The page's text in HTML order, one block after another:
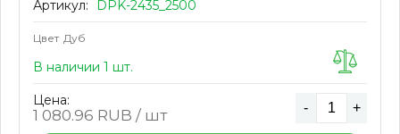
Артикул: DPK-2435_2500
Цвет Дуб
В наличии 1 шт.
Цена:
1 080.96 RUB / шт - +